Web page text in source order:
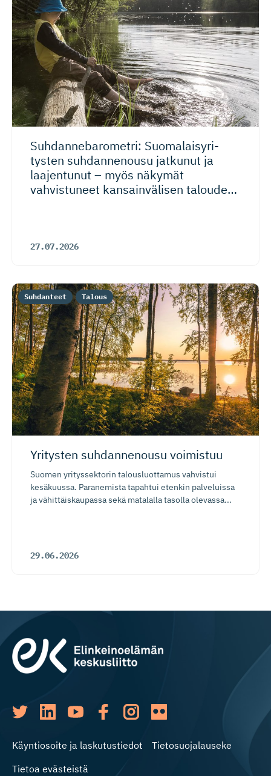
Suhdanneba­ro­metri: Suomalaisy­ri­
tysten suhdannenousu jatkunut ja
laajentunut – myös näkymät
vahvistuneet kansainvälisen talouden
27.07.2026
Yritysten suhdannenousu voimistuu
Suomen yrityssektorin talousluottamus vahvistui
kesäkuussa. Paranemista tapahtui etenkin palveluissa
ja vähittäiskaupassa sekä matalalla tasolla olevassa...
29.06.2026
Suhdanteet Talous
Käyntiosoite ja laskutustiedot
Tietosuojalauseke
Tietoa evästeistä